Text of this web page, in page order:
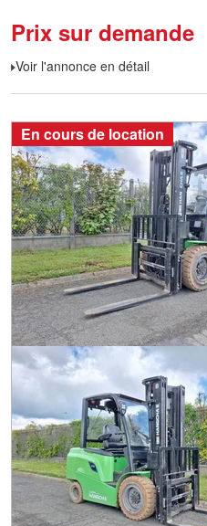
Prix sur demande
Voir l'annonce en détail
En cours de location